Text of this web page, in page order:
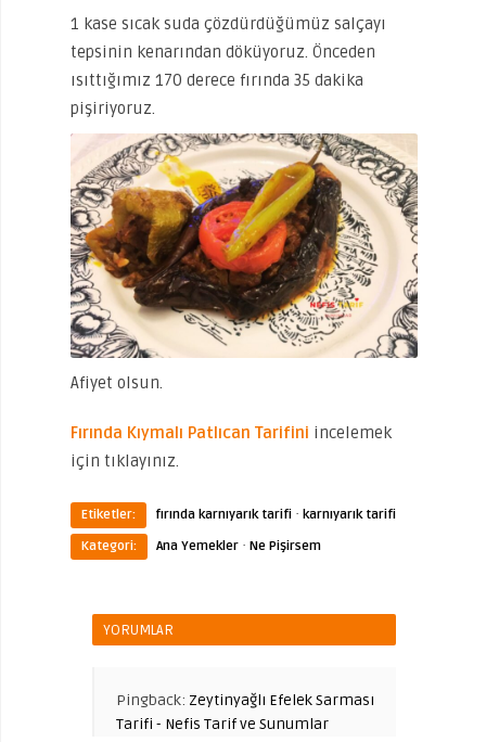
1 kase sıcak suda çözdürdüğümüz salçayı
tepsinin kenarından döküyoruz. Önceden
ısıttığımız 170 derece fırında 35 dakika
pişiriyoruz.
Afiyet olsun.
Fırında Kıymalı Patlıcan Tarifini incelemek
için tıklayınız.
Etiketler: fırında karnıyarık tarifi · karnıyarık tarifi
Kategori:
Ana Yemekler · Ne Pişirsem
YORUMLAR
Pingback: Zeytinyağlı Efelek Sarması
Tarifi - Nefis Tarif ve Sunumlar